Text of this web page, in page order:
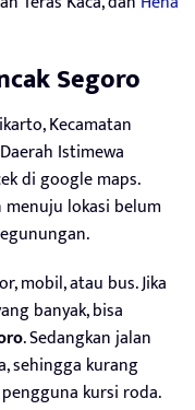
Segoro
Kecamatan
Istimewa
di google maps.
menuju lokasi belum
mobil, atau bus. Jika
banyak, bisa
. Sedangkan jalan
sehingga kurang
kursi roda.